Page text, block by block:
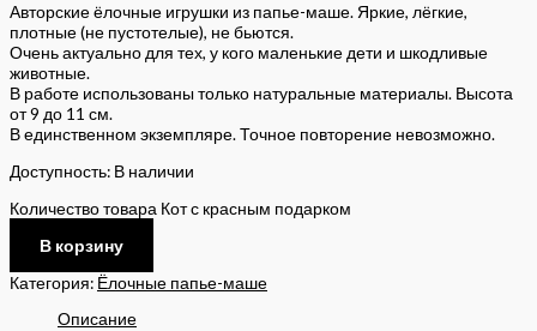
Авторские ёлочные игрушки из папье-маше. Яркие, лёгкие,
плотные (не пустотелые), не бьются.
Очень актуально для тех, у кого маленькие дети и шкодливые
животные.
В работе использованы только натуральные материалы. Высота
от 9 до 11 см.
В единственном экземпляре. Точное повторение невозможно.
Доступность: В наличии
Количество товара Кот с красным подарком
В корзину
Категория: Ёлочные папье-маше
Описание